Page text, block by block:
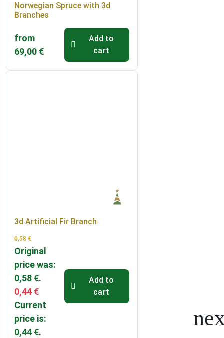
Norwegian Spruce with 3d
Branches
from
69,00 €
Add to
cart
3d Artificial Fir Branch
0,58€
Original
price was:
0,58 €.
0,44 €
Current
price is:
0,44 €.
Add to
cart